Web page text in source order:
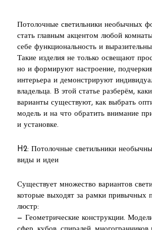
Потолочные светильники необычных
стать главным акцентом любой
себе функциональность и
Такие изделия не только освещают
но и формируют настроение,
интерьера и демонстрируют
владельца. В этой статье разберём,
варианты существуют, как выбрать
модель и на что обратить внимание
и установке.
H2: Потолочные светильники
виды и идеи
Существует множество вариантов
которые выходят за рамки привычных
люстр:
— Геометрические конструкции.